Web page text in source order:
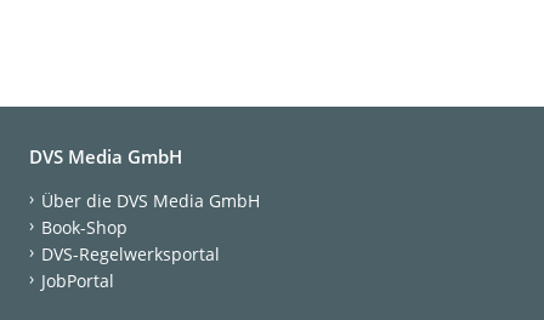
DVS Media GmbH
Über die DVS Media GmbH
Book-Shop
DVS-Regelwerksportal
JobPortal